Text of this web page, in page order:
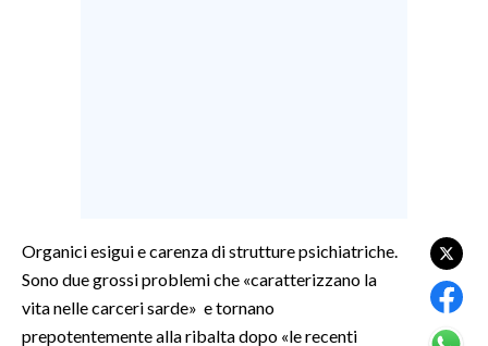
Organici esigui e carenza di strutture psichiatriche.
Sono due grossi problemi che «caratterizzano la
vita nelle carceri sarde» e tornano
prepotentemente alla ribalta dopo «le recenti